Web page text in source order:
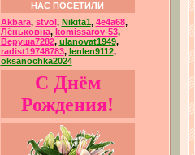
НАС ПОСЕТИЛИ
Akbara, stvol , Nikita1, 4e4a68,
Лёньковна, komissarov-53,
Веруша7282, ulanovat1949,
radist19748783, lenlen9112,
oksanochka2024
С Днём
Рождения!